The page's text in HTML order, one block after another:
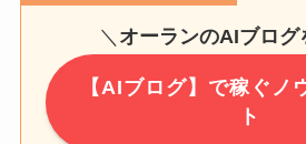
＼ オーランのAIブログ
【AIブログ】で稼ぐノ
ト